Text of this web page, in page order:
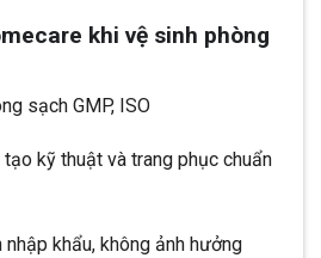
khi vệ sinh phòng
sạch GMP, ISO
kỹ thuật và trang phục chuẩn
khẩu, không ảnh hưởng